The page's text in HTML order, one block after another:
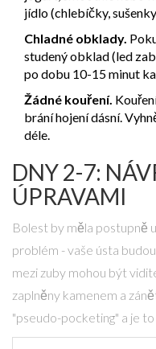
jídlo (chlebíčky,
Chladné obklady.
studený obklad (led
po dobu 10-15 minut
Žádné kouření.
brání hojení dásní.
déle.
DNY 2-7:
ÚPRAVAMI
Bolest by měla postupně
problém - vaše ústa
mezi zuby mohou být
zaplněny kamenem a
"pseudo-pocketing" a je to